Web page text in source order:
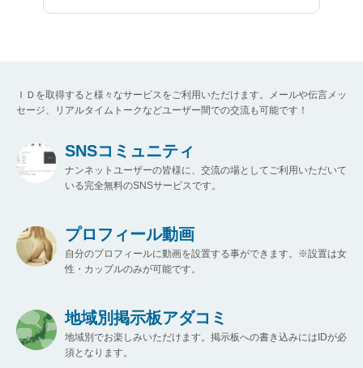
ＩＤを取得すると様々なサービスをご利用いただけます。メールや伝言メッ
セージ、リアルタイムトークなどユーザー間での交流も可能です！
SNSコミュニティ
ナンネットユーザーの皆様に、交流の場としてご利用いただいて
いる完全無料のSNSサービスです。
プロフィール動画
自分のプロフィールに動画を設置する事ができます。※設置は女
性・カップルのみが可能です。
地域別掲示板アダコミ
地域別でお楽しみいただけます。掲示板への書き込みにはIDが必
須となります。